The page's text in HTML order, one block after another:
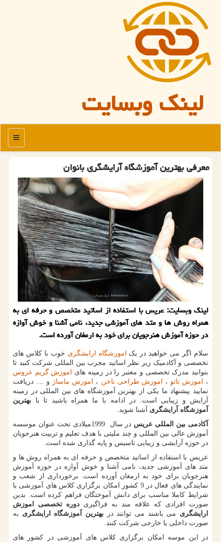
لینک وبسایت
منو
معرفی بهترین آموزشگاه آرایشگری بانوان
لینك وبسایت: عریس با استفاده از اساتید متخصص و حرفه ای به
همراه روش ها و متد های آموزشی جدید، نامی آشنا و خوش آوازه
در حوزه آموزش هنرجویان برای خود به ارمغان آورده است.
سلام اگر می خواهید در یک اموزشگاه ارایشگری خوب با کلاس های
تخصصی و آکادمیک زیر نظر اساتید مجرب بین المللی شرکت کنید تا
بتوانید مدرک تخصصی و معتبر را در زمینه های
اموزش گریم عروس
،
اموزش تاتو ، اموزش طراحی ناخن ، اموزش ماساژ و .... دریافت
نمایید پیشنهاد ما یکی از بهترین آموزشگاه های بین المللی در زمینه
آرایش و زیبایی است. در ادامه با ما همراه باشید تا با بهترین
آموزشگاه آرایشگری
آشنا شوید.
آکادمی بین المللی عریس در سال 1999میلادی تحت عنوان موسسه
آموزش عالی بین المللی و چند ملیتی با هدف تعلیم و تربیت هنرجویان
در حوزه آرایشی و زیبایی تاسیس و پایه گذاری شده است.
عریس با استفاده از اساتید متخصص و حرفه ای به همراه روش ها و
متد های آموزشی جدید، نامی آشنا و خوش آوازه در حوزه آموزش
هنرجویان برای خود به ارمغان آورده است. برخورداری از شعب و
نمایندگی های فعال در 9 کشور امکان برگزاری کلاس های آموزشی با
شرایط کاملا مناسب برای دانش آموختگان فراهم کرده است. بدین
صورت افرادی که علاقه مند به فراگیری دوره تخصصی اموزش
ارایشگری می باشند می توانند در بهترین آموزشگاه ارایشگری به
صورت داخلی یا خارجی شرکت کنند.
در این موسه امکان برگزاری کلاس های آموزشی در کشور های